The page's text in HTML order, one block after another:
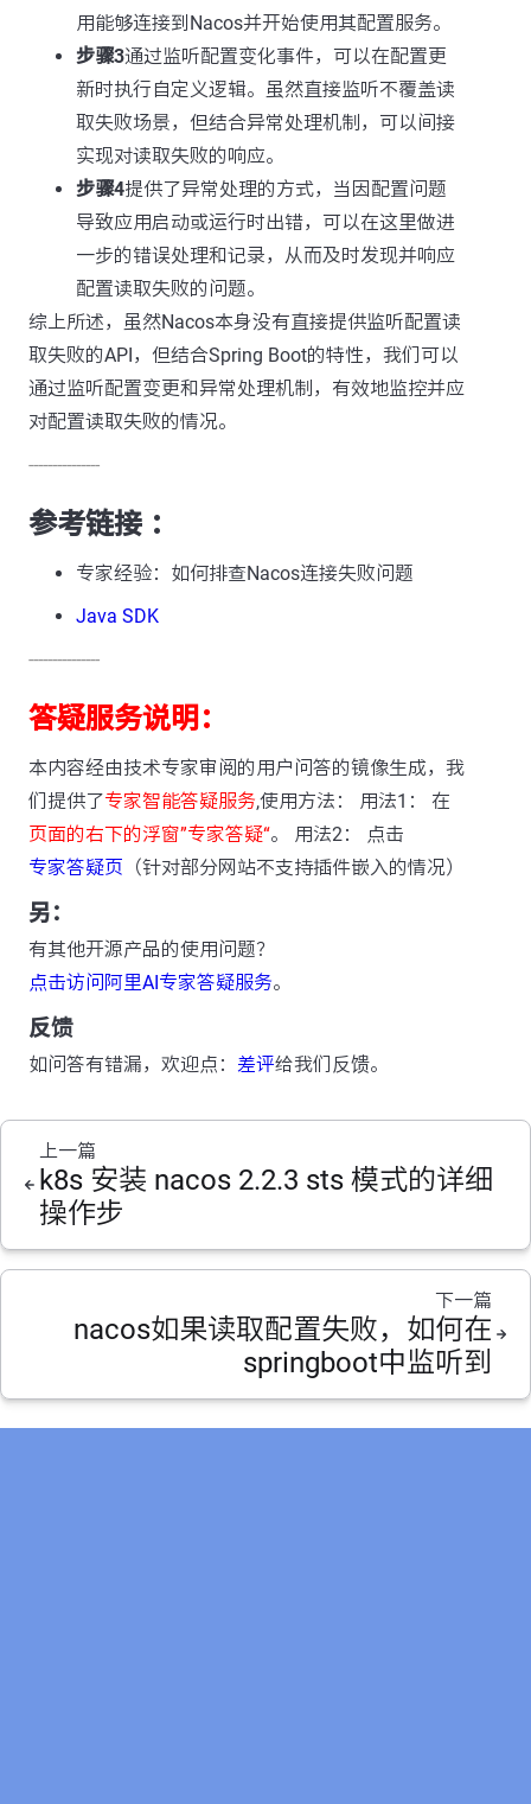
用能够连接到Nacos并开始使用其配置服务。
步骤3通过监听配置变化事件，可以在配置更
新时执行自定义逻辑。虽然直接监听不覆盖读
取失败场景，但结合异常处理机制，可以间接
实现对读取失败的响应。
步骤4提供了异常处理的方式，当因配置问题
导致应用启动或运行时出错，可以在这里做进
一步的错误处理和记录，从而及时发现并响应
配置读取失败的问题。
综上所述，虽然Nacos本身没有直接提供监听配置读
取失败的API，但结合Spring Boot的特性，我们可以
通过监听配置变更和异常处理机制，有效地监控并应
对配置读取失败的情况。
---------------
参考链接 ：
专家经验：如何排查Nacos连接失败问题
Java SDK
---------------
答疑服务说明：
本内容经由技术专家审阅的用户问答的镜像生成，我
们提供了专家智能答疑服务,使用方法： 用法1： 在
页面的右下的浮窗”专家答疑“。 用法2： 点击
专家答疑页 （针对部分网站不支持插件嵌入的情况）
另：
有其他开源产品的使用问题？
点击访问阿里AI专家答疑服务。
反馈
如问答有错漏，欢迎点： 差评给我们反馈。
上一篇
k8s 安装 nacos 2.2.3 sts 模式的详细
操作步
下一篇
nacos如果读取配置失败，如何在
springboot中监听到